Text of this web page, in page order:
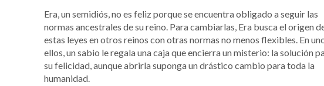
Era, un semidiós, no es feliz porque se encuentra obligado a seguir las
normas ancestrales de su reino. Para cambiarlas, Era busca el origen
estas leyes en otros reinos con otras normas no menos flexibles. En
ellos, un sabio le regala una caja que encierra un misterio: la solución
su felicidad, aunque abrirla suponga un drástico cambio para toda la
humanidad.